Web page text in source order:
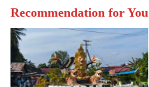
Recommendation for You